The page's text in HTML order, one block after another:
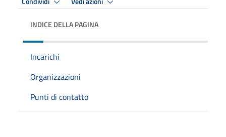
INDICE DELLA PAGINA
Incarichi
Organizzazioni
Punti di contatto